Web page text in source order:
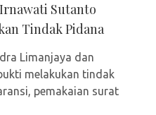
Sutanto
Tindak Pidana
Limanjaya dan
melakukan tindak
pemakaian surat